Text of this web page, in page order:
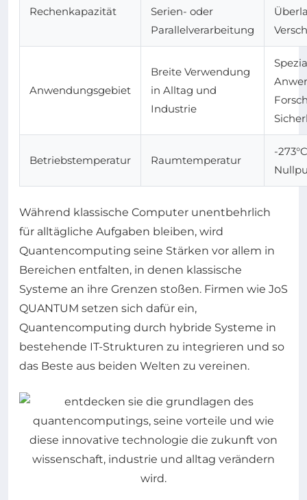
Rechenkapazität
Serien- oder
Parallelverarbeitung
Anwendungsgebiet
Breite Verwendung
in Alltag und
Industrie
Betriebstemperatur Raumtemperatur
-
Während klassische Computer unentbehrlich
für alltägliche Aufgaben bleiben, wird
Quantencomputing seine Stärken vor allem in
Bereichen entfalten, in denen klassische
Systeme an ihre Grenzen stoßen. Firmen wie JoS
QUANTUM setzen sich dafür ein,
Quantencomputing durch hybride Systeme in
bestehende IT-Strukturen zu integrieren und so
das Beste aus beiden Welten zu vereinen.